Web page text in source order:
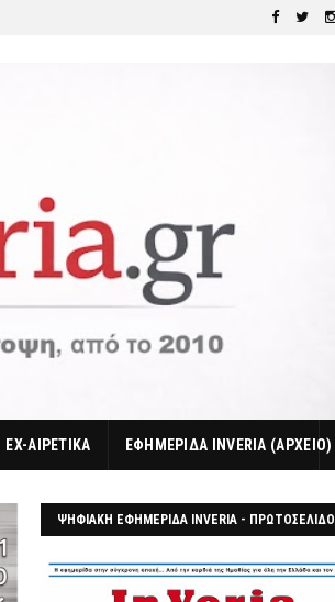
EX-ΑΙΡΕΤΙΚΑ ΕΦΗΜΕΡΙΔΑ INVERIA (ΑΡΧΕΙΟ)
ΨΗΦΙΑΚΗ ΕΦΗΜΕΡΙΔΑ INVERIA - ΠΡΩΤΟΣΕΛΙΔΟ